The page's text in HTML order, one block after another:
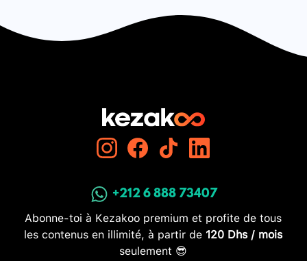
+212 6 888 73407
Abonne-toi à Kezakoo premium et profite de tous
les contenus en illimité, à partir de 120 Dhs / mois
seulement 😎